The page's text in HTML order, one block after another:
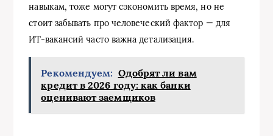
навыкам, тоже могут сэкономить время, но не
стоит забывать про человеческий фактор — для
ИТ-вакансий часто важна детализация.
Рекомендуем: Одобрят ли вам
кредит в 2026 году: как банки
оценивают заемщиков